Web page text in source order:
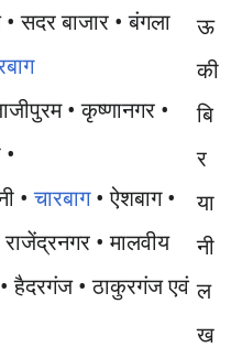
ल
ख
सदर बाजार • बंगला
• कृष्णानगर •
•चारबाग• ऐशबाग •
• मालवीय
हैदरगंज • ठाकुरगंज एवं